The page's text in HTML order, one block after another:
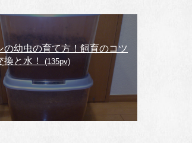
の幼虫の育て方！飼育のコツ
と水！
(135pv)